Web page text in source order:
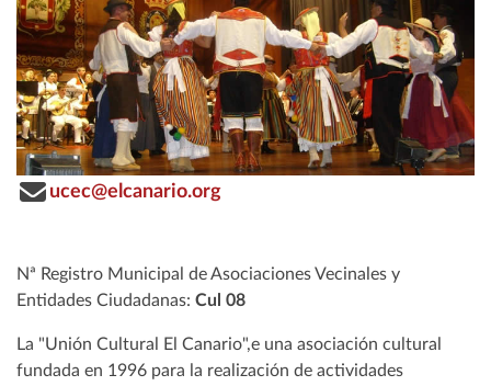
ucec@elcanario.org
Nª Registro Municipal de Asociaciones Vecinales y
Entidades Ciudadanas: Cul 08
La "Unión Cultural El Canario",e una asociación cultural
fundada en 1996 para la realización de actividades